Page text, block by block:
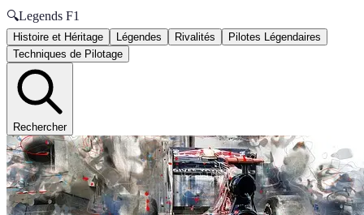
🔍Legends F1
Histoire et Héritage Légendes Rivalités
Pilotes Légendaires
Techniques de Pilotage
Rechercher